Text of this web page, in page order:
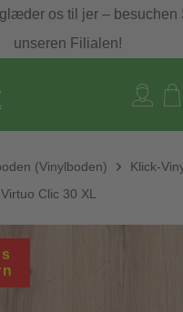
os til jer – besuchen
unseren Filialen!
(Vinylboden)
Klick-
Clic 30 XL